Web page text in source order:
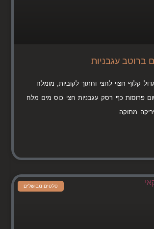
ברוטב עגבניות
קלוף חצוי לחצי וחתוך לקוביות, מומלח
4 שיני שום פרוסות כף רסק עגבניות חצי כוס מים מלח
מתוקה
סלטים מבושלים